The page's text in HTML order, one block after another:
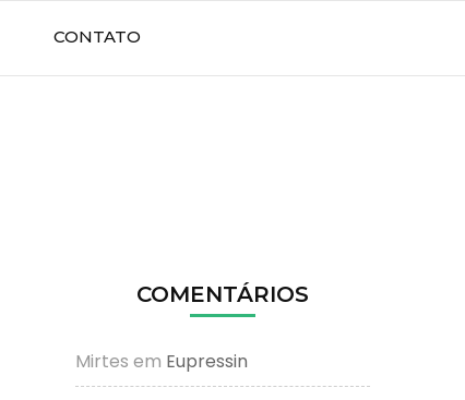
CONTATO
COMENTÁRIOS
Mirtes em Eupressin